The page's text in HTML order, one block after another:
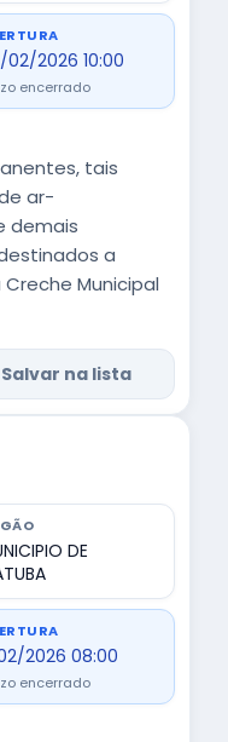
2026 10:00
encerrado
tais
ar-
demais
a
Municipal
Salvar na lista
DE
2026 08:00
encerrado